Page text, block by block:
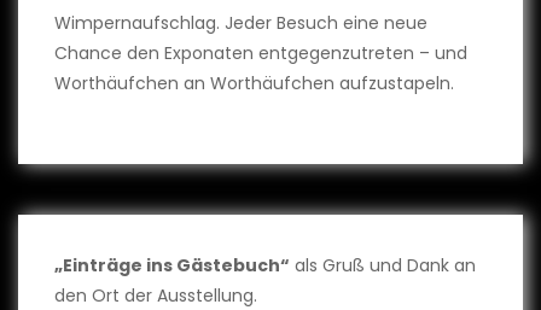
Wimpernaufschlag. Jeder Besuch eine neue
Chance den Exponaten entgegenzutreten – und
Worthäufchen an Worthäufchen aufzustapeln.
„Einträge ins Gästebuch“ als Gruß und Dank an
den Ort der Ausstellung.